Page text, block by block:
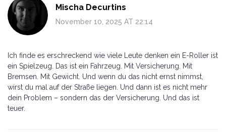
Mischa Decurtins
November 10, 2025 AT 22:14
Ich finde es erschreckend wie viele Leute denken ein E-Roller ist
ein Spielzeug. Das ist ein Fahrzeug. Mit Versicherung. Mit
Bremsen. Mit Gewicht. Und wenn du das nicht ernst nimmst,
wirst du mal auf der Straße liegen. Und dann ist es nicht mehr
dein Problem – sondern das der Versicherung. Und das ist
teuer.